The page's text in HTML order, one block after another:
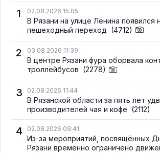
1
02.08.2026 15:05
В Рязани на улице Ленина появился
пешеходный переход (4712)
2 03.08.2026 11:39
В центре Рязани фура оборвала
троллейбусов (2278)
3 02.08.2026 11:44
В Рязанской области за пять лет
производителей чая и кофе (2112)
4 02.08.2026 09:41
Из-за мероприятий, посвящённых
Рязани временно ограничено